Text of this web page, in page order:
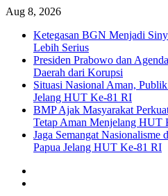
Skip
content
Aug 8, 2026
Ketegasan BGN Menjadi
Lebih Serius
Presiden Prabowo dan
Daerah dari Korupsi
Situasi Nasional Aman,
Jelang HUT Ke-81 RI
BMP Ajak Masyarakat
Tetap Aman Menjelang HUT
Jaga Semangat Nasionalisme
Papua Jelang HUT Ke-81 RI